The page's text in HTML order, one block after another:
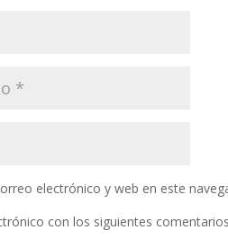
electrónico y web en este
con los siguientes